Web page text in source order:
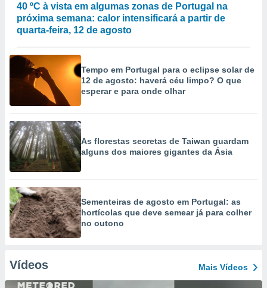
40 ºC à vista em algumas zonas de Portugal na
próxima semana: calor intensificará a partir de
quarta-feira, 12 de agosto
Tempo em Portugal para o eclipse solar de
12 de agosto: haverá céu limpo? O que
esperar e para onde olhar
As florestas secretas de Taiwan guardam
alguns dos maiores gigantes da Ásia
Sementeiras de agosto em Portugal: as
hortícolas que deve semear já para colher
no outono
Vídeos Mais Vídeos